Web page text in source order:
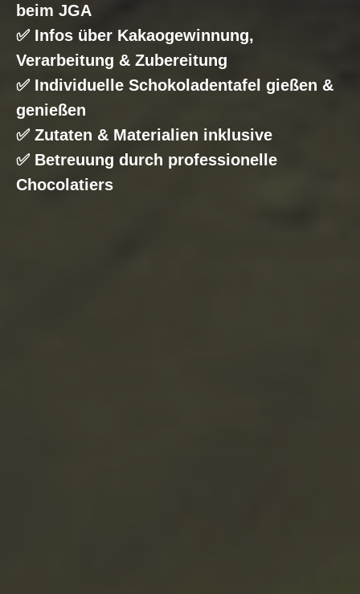
beim JGA
✅ Infos über Kakaogewinnung,
Verarbeitung & Zubereitung
✅ Individuelle Schokoladentafel gießen &
genießen
✅ Zutaten & Materialien inklusive
✅ Betreuung durch professionelle
Chocolatiers